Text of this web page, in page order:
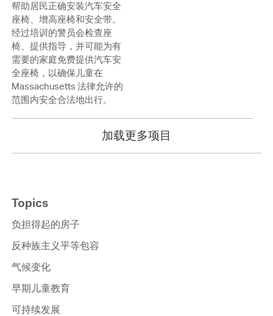
帮助居民正确安装汽车安全
座椅、增高座椅和安全带。
经过培训的警员会检查座
椅、提供指导，并可能为有
需要的家庭免费提供汽车安
全座椅，以确保儿童在
Massachusetts 法律允许的
范围内安全合法地出行。
加载更多项目
Topics
负担得起的房子
反种族主义平等包容
气候变化
早期儿童教育
可持续发展